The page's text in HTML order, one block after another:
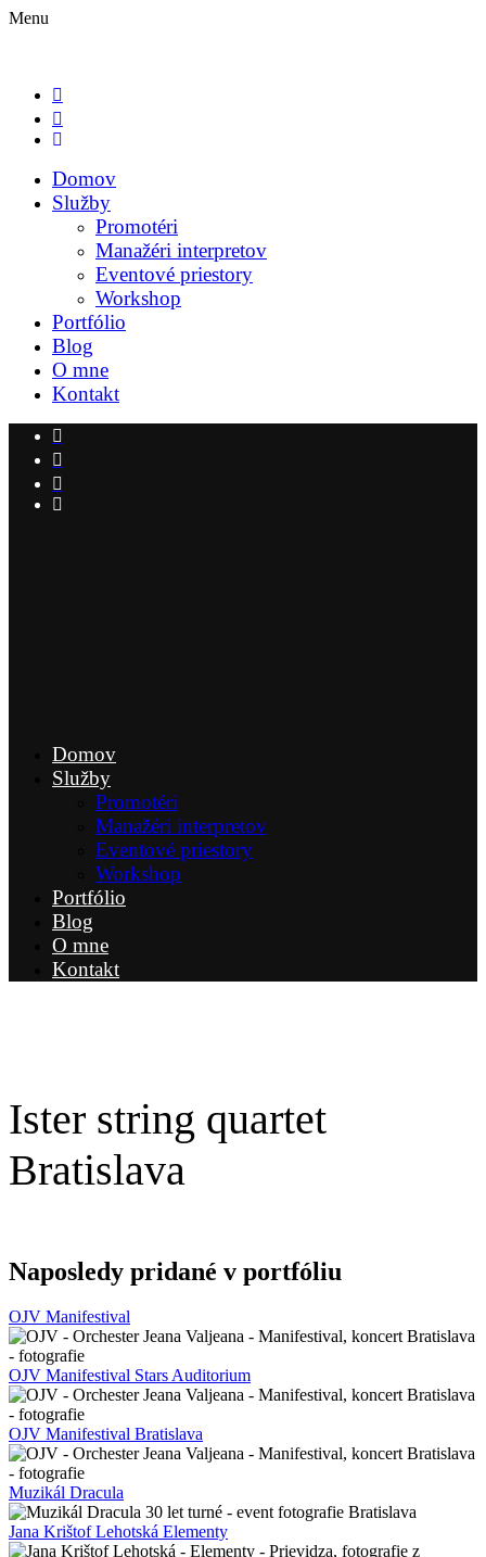
Menu
Domov
Služby
Promotéri
Manažéri interpretov
Eventové priestory
Workshop
Portfólio
Blog
O mne
Kontakt
Domov
Služby
Promotéri
Manažéri interpretov
Eventové priestory
Workshop
Portfólio
Blog
O mne
Kontakt
Ister string quartet
Bratislava
Naposledy pridané v portfóliu
OJV Manifestival
OJV Manifestival Stars Auditorium
OJV Manifestival Bratislava
Muzikál Dracula
Jana Krištof Lehotská Elementy